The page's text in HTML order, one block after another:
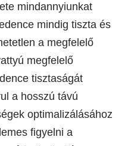
mindannyiunkat
mindig tiszta és
a megfelelő
megfelelő
tisztaságát
a hosszú távú
optimalizálásához
figyelni a